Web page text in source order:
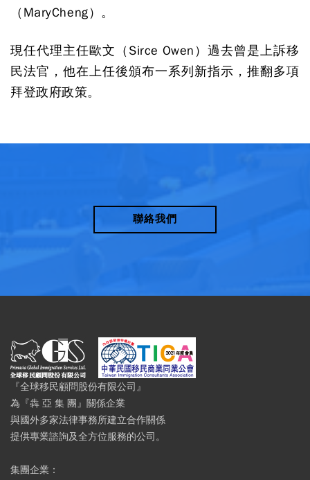
（MaryCheng）。
現任代理主任歐文（Sirce Owen）過去曾是上訴移
民法官，他在上任後頒布一系列新指示，推翻多項
拜登政府政策。
聯絡我們
『全球移民顧問股份有限公司』
為『犇 亞 集 團』關係企業
與國外多家法律事務所建立合作關係
提供專業諮詢及全方位服務的公司。
集團企業：